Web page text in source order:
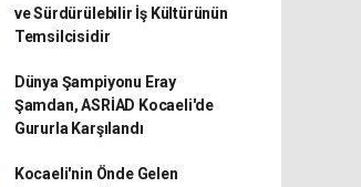
ve Sürdürülebilir İş Kültürünün
Temsilcisidir
Dünya Şampiyonu Eray
Şamdan, ASRİAD Kocaeli'de
Gururla Karşılandı
Kocaeli'nin Önde Gelen